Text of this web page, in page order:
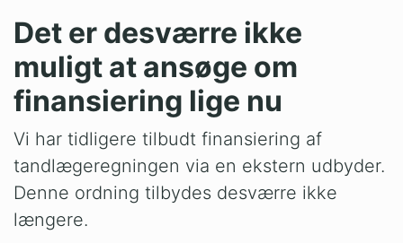
Det er desværre ikke
muligt at ansøge om
finansiering lige nu
Vi har tidligere tilbudt finansiering af
tandlægeregningen via en ekstern udbyder.
Denne ordning tilbydes desværre ikke
længere.